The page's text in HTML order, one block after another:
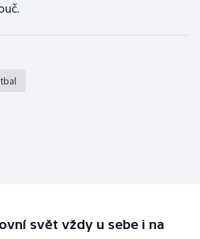
svět vždy u sebe i na